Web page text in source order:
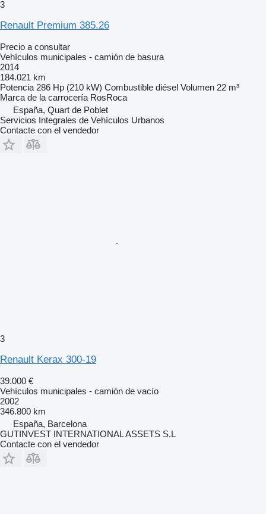
3
Renault Premium 385.26
Precio a consultar
Vehículos municipales - camión de basura
2014
184.021 km
Potencia 286 Hp (210 kW) Combustible diésel Volumen 22 m³
Marca de la carrocería RosRoca
España, Quart de Poblet
Servicios Integrales de Vehículos Urbanos
Contacte con el vendedor
3
Renault Kerax 300-19
39.000 €
Vehículos municipales - camión de vacío
2002
346.800 km
España, Barcelona
GUTINVEST INTERNATIONAL ASSETS S.L
Contacte con el vendedor